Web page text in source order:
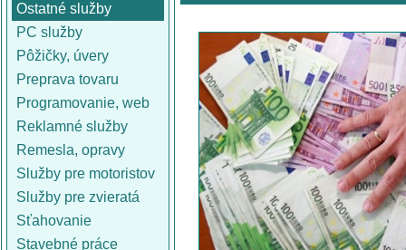
Ostatné služby
PC služby
Pôžičky, úvery
Preprava tovaru
Programovanie, web
Reklamné služby
Remesla, opravy
Služby pre motoristov
Služby pre zvieratá
Sťahovanie
Stavebné práce